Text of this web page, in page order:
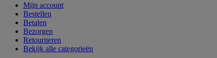
Mijn account
Bestellen
Betalen
Bezorgen
Retourneren
Bekijk alle categorieën